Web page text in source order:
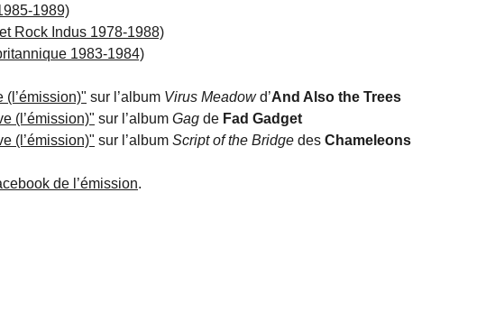
1989)
Rock Indus 1978-1988)
1983-1984)
(l’émission)" sur l’album Virus Meadowd’And Also the Trees
(l’émission)" sur l’album Gag de Fad Gadget
(l’émission)" sur l’album Script of the Bridge des Chameleons
de l’émission.